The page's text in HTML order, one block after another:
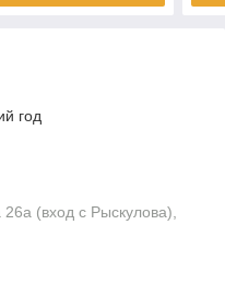
год
(вход с Рыскулова),